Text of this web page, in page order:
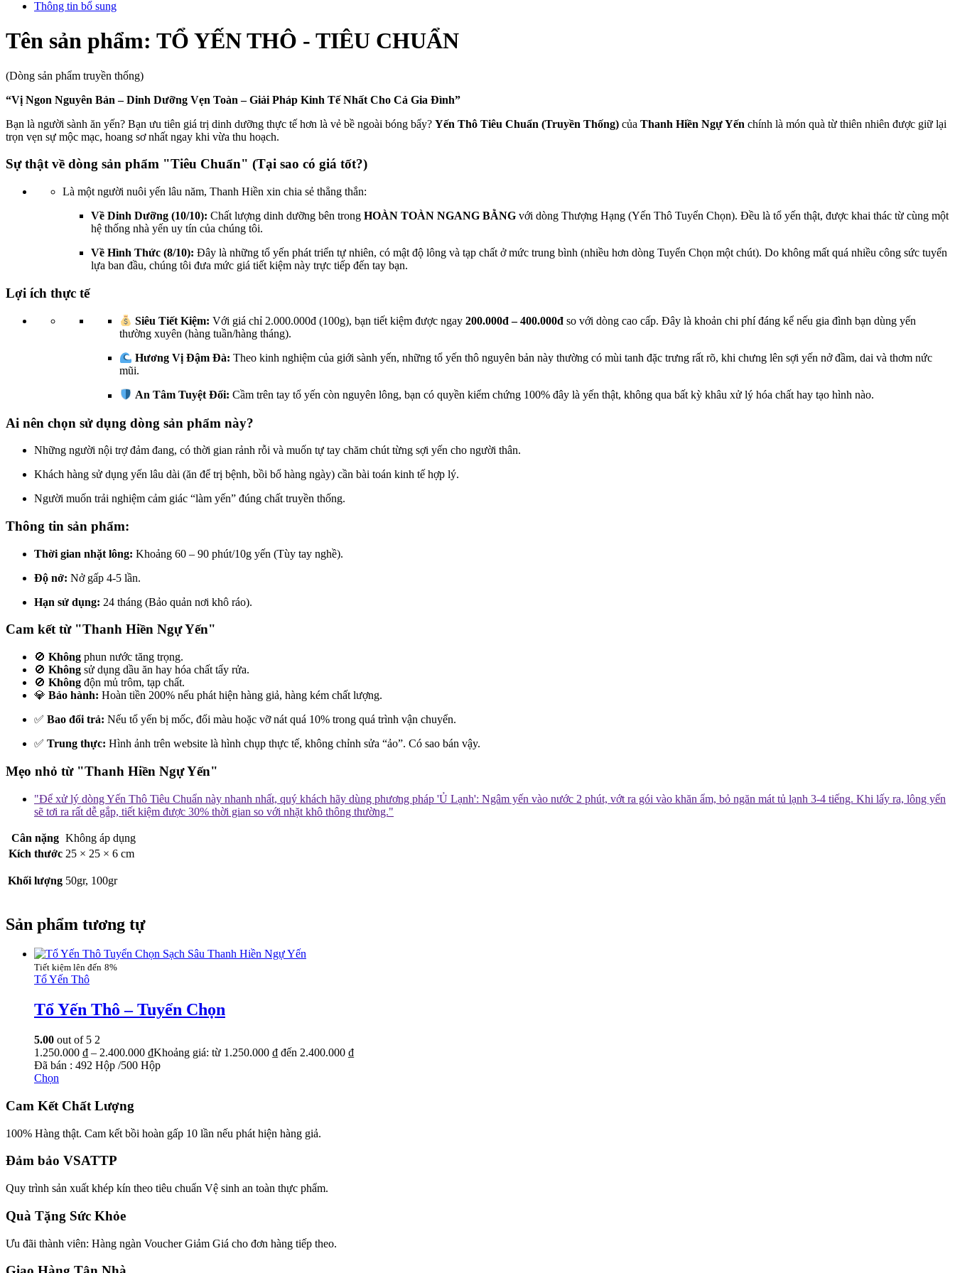
Thông tin bổ sung
Tên sản phẩm: TỔ YẾN THÔ - TIÊU CHUẨN
(Dòng sản phẩm truyền thống)
“Vị Ngon Nguyên Bản – Dinh Dưỡng Vẹn Toàn – Giải Pháp Kinh Tế Nhất Cho Cả Gia Đình”
Bạn là người sành ăn yến? Bạn ưu tiên giá trị dinh dưỡng thực tế hơn là vẻ bề ngoài bóng bẩy? Yến Thô Tiêu Chuẩn (Truyền Thống) của Thanh Hiền Ngự Yến chính là món quà từ thiên nhiên được giữ lại
trọn vẹn sự mộc mạc, hoang sơ nhất ngay khi vừa thu hoạch.
Sự thật về dòng sản phẩm "Tiêu Chuẩn" (Tại sao có giá tốt?)
Là một người nuôi yến lâu năm, Thanh Hiền xin chia sẻ thẳng thắn:
Về Dinh Dưỡng (10/10): Chất lượng dinh dưỡng bên trong HOÀN TOÀN NGANG BẰNG với dòng Thượng Hạng (Yến Thô Tuyển Chọn). Đều là tổ yến thật, được khai thác từ cùng một
hệ thống nhà yến uy tín của chúng tôi.
Về Hình Thức (8/10): Đây là những tổ yến phát triển tự nhiên, có mật độ lông và tạp chất ở mức trung bình (nhiều hơn dòng Tuyển Chọn một chút). Do không mất quá nhiều công sức tuyển
lựa ban đầu, chúng tôi đưa mức giá tiết kiệm này trực tiếp đến tay bạn.
Lợi ích thực tế
Siêu Tiết Kiệm: Với giá chỉ 2.000.000đ (100g), bạn tiết kiệm được ngay200.000đ – 400.000đ so với dòng cao cấp. Đây là khoản chi phí đáng kể nếu gia đình bạn dùng yến
thường xuyên (hàng tuần/hàng tháng).
Hương Vị Đậm Đà: Theo kinh nghiệm của giới sành yến, những tổ yến thô nguyên bản này thường có mùi tanh đặc trưng rất rõ, khi chưng lên sợi yến nở đầm, dai và thơm nức
mũi.
An Tâm Tuyệt Đối: Cầm trên tay tổ yến còn nguyên lông, bạn có quyền kiểm chứng 100% đây là yến thật, không qua bất kỳ khâu xử lý hóa chất hay tạo hình nào.
Ai nên chọn sử dụng dòng sản phẩm này?
Những người nội trợ đảm đang, có thời gian rảnh rỗi và muốn tự tay chăm chút từng sợi yến cho người thân.
Khách hàng sử dụng yến lâu dài (ăn để trị bệnh, bồi bổ hàng ngày) cần bài toán kinh tế hợp lý.
Người muốn trải nghiệm cảm giác “làm yến” đúng chất truyền thống.
Thông tin sản phẩm:
Thời gian nhặt lông: Khoảng 60 – 90 phút/10g yến (Tùy tay nghề).
Độ nở: Nở gấp 4-5 lần.
Hạn sử dụng: 24 tháng (Bảo quản nơi khô ráo).
Cam kết từ "Thanh Hiền Ngự Yến"
🚫 Không phun nước tăng trọng.
🚫 Không sử dụng dầu ăn hay hóa chất tẩy rửa.
🚫 Không độn mủ trôm, tạp chất.
💎 Bảo hành: Hoàn tiền 200% nếu phát hiện hàng giả, hàng kém chất lượng.
✅ Bao đổi trả: Nếu tổ yến bị mốc, đổi màu hoặc vỡ nát quá 10% trong quá trình vận chuyển.
✅ Trung thực: Hình ảnh trên website là hình chụp thực tế, không chỉnh sửa “ảo”. Có sao bán vậy.
Mẹo nhỏ từ "Thanh Hiền Ngự Yến"
"Để xử lý dòng Yến Thô Tiêu Chuẩn này nhanh nhất, quý khách hãy dùng phương pháp 'Ủ Lạnh': Ngâm yến vào nước 2 phút, vớt ra gói vào khăn ẩm, bỏ ngăn mát tủ lạnh 3-4 tiếng. Khi lấy ra, lông yến
sẽ tơi ra rất dễ gắp, tiết kiệm được 30% thời gian so với nhặt khô thông thường."
Cân nặng Không áp dụng
Kích thước 25 × 25 × 6 cm
Khối lượng 50gr, 100gr
Sản phẩm tương tự
8%
Tổ Yến Thô
Tổ Yến Thô – Tuyển Chọn
5.00 out of 5 2
1.250.000 ₫ – 2.400.000 ₫Khoảng giá: từ 1.250.000 ₫ đến 2.400.000 ₫
Đã bán : 492 Hộp /500 Hộp
Chọn
Cam Kết Chất Lượng
100% Hàng thật. Cam kết bồi hoàn gấp 10 lần nếu phát hiện hàng giả.
Đảm bảo VSATTP
Quy trình sản xuất khép kín theo tiêu chuẩn Vệ sinh an toàn thực phẩm.
Quà Tặng Sức Khỏe
Ưu đãi thành viên: Hàng ngàn Voucher Giảm Giá cho đơn hàng tiếp theo.